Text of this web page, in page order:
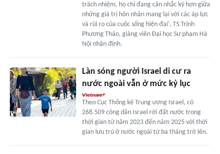
trách nhiệm, họ chỉ đang cân nhắc kỹ hơn giữa
những giá trị hôn nhân mang lại với các áp lực
và rủi ro của cuộc sống hiện đại', TS Trịnh
Phương Thảo, giảng viên Đại học Sư phạm Hà
Nội nhận định.
Làn sóng người Israel di cư ra
nước ngoài vẫn ở mức kỷ lục
Theo Cục Thống kê Trung ương Israel, có
268.509 công dân Israel rời đất nước trong
thời gian từ năm 2023 đến năm 2025 với thời
gian lưu trú ở nước ngoài từ ba tháng trở lên.